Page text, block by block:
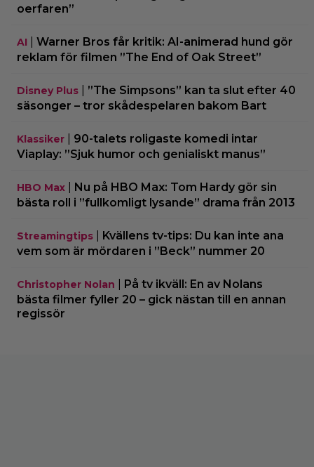
oerfaren”
AI
Warner Bros får kritik: AI-animerad hund gör
reklam för filmen ”The End of Oak Street”
Disney Plus
”The Simpsons” kan ta slut efter 40
säsonger – tror skådespelaren bakom Bart
Klassiker
90-talets roligaste komedi intar
Viaplay: ”Sjuk humor och genialiskt manus”
HBO Max
Nu på HBO Max: Tom Hardy gör sin
bästa roll i ”fullkomligt lysande” drama från 2013
Streamingtips
Kvällens tv-tips: Du kan inte ana
vem som är mördaren i ”Beck” nummer 20
Christopher Nolan
På tv ikväll: En av Nolans
bästa filmer fyller 20 – gick nästan till en annan
regissör